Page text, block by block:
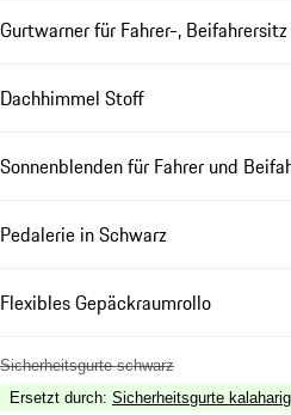
Gurtwarner für Fahrer-,
Dachhimmel Stoff
Sonnenblenden für Fahrer und
Pedalerie in Schwarz
Flexibles Gepäckraumrollo
Sicherheitsgurte schwarz
Ersetzt durch: Sicherheitsgurte